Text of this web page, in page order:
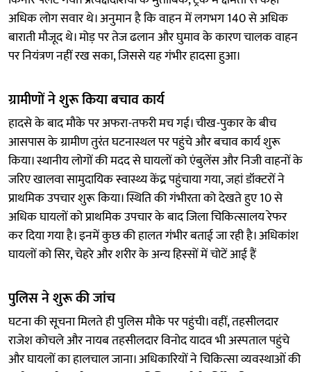
अधिक लोग सवार थे। अनुमान है कि वाहन में लगभग 140 से अधिक
बाराती मौजूद थे। मोड़ पर तेज ढलान और घुमाव के कारण चालक वाहन
पर नियंत्रण नहीं रख सका, जिससे यह गंभीर हादसा हुआ।
ग्रामीणों ने शुरू किया बचाव कार्य
हादसे के बाद मौके पर अफरा-तफरी मच गई। चीख-पुकार के बीच
आसपास के ग्रामीण तुरंत घटनास्थल पर पहुंचे और बचाव कार्य शुरू
किया। स्थानीय लोगों की मदद से घायलों को एंबुलेंस और निजी वाहनों के
जरिए खालवा सामुदायिक स्वास्थ्य केंद्र पहुंचाया गया, जहां डॉक्टरों ने
प्राथमिक उपचार शुरू किया। स्थिति की गंभीरता को देखते हुए 10 से
अधिक घायलों को प्राथमिक उपचार के बाद जिला चिकित्सालय रेफर
कर दिया गया है। इनमें कुछ की हालत गंभीर बताई जा रही है। अधिकांश
घायलों को सिर, चेहरे और शरीर के अन्य हिस्सों में चोटें आई हैं
पुलिस ने शुरू की जांच
घटना की सूचना मिलते ही पुलिस मौके पर पहुंची। वहीं, तहसीलदार
राजेश कोचले और नायब तहसीलदार विनोद यादव भी अस्पताल पहुंचे
और घायलों का हालचाल जाना। अधिकारियों ने चिकित्सा व्यवस्थाओं की